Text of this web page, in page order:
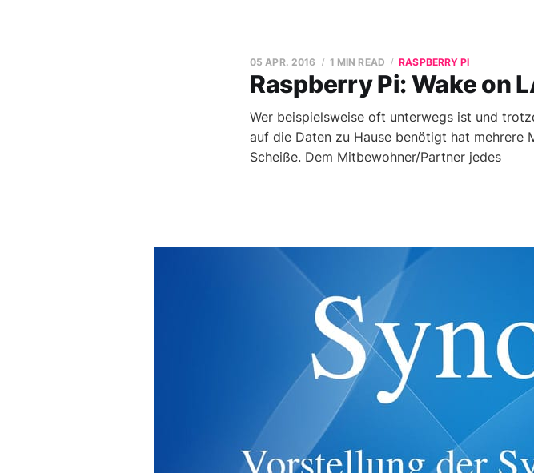
Raspberry Pi: Wake on
05 APR. 2016 1 MIN READ RASPBERRY PI
Wer beispielsweise oft unterwegs ist und
auf die Daten zu Hause benötigt hat mehrere
Scheiße. Dem Mitbewohner/Partner jedes